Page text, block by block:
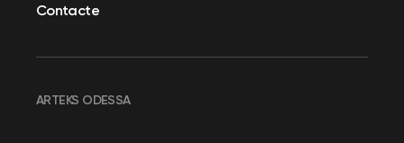
Contacte
ARTEKS ODESSA